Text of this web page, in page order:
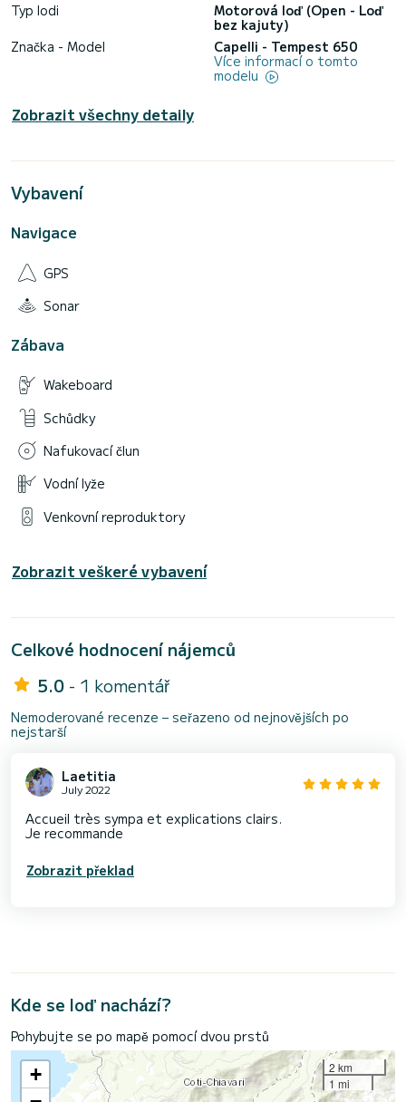
Typ lodi
Motorová loď (Open - Loď
bez kajuty)
Značka - Model
Capelli - Tempest 650
Více informací o tomto
modelu
Zobrazit všechny detaily
Vybavení
Navigace
GPS
Sonar
Zábava
Wakeboard
Schůdky
Nafukovací člun
Vodní lyže
Venkovní reproduktory
Zobrazit veškeré vybavení
Celkové hodnocení nájemců
5.0 - 1 komentář
Nemoderované recenze – seřazeno od nejnovějších po
nejstarší
Laetitia
July 2022
Accueil très sympa et explications clairs.
Je recommande
Zobrazit překlad
Kde se loď nachází?
Pohybujte se po mapě pomocí dvou prstů
+
2 km
1 mi